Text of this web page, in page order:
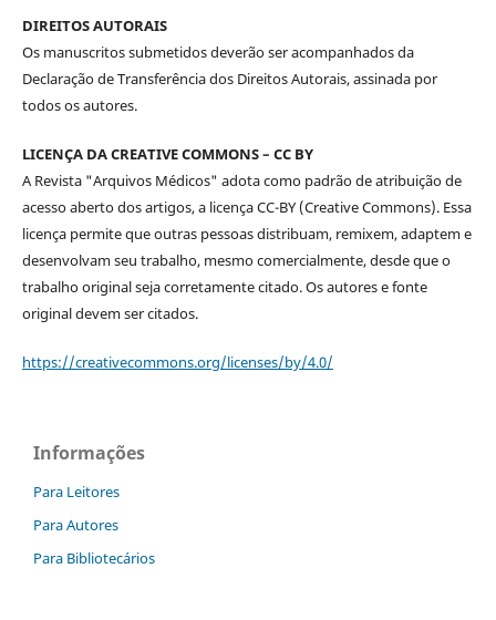
DIREITOS AUTORAIS
Os manuscritos submetidos deverão ser acompanhados da
Declaração de Transferência dos Direitos Autorais, assinada por
todos os autores.
LICENÇA DA CREATIVE COMMONS – CC BY
A Revista "Arquivos Médicos" adota como padrão de atribuição de
acesso aberto dos artigos, a licença CC-BY (Creative Commons). Essa
licença permite que outras pessoas distribuam, remixem, adaptem e
desenvolvam seu trabalho, mesmo comercialmente, desde que o
trabalho original seja corretamente citado. Os autores e fonte
original devem ser citados.
https://creativecommons.org/licenses/by/4.0/
Informações
Para Leitores
Para Autores
Para Bibliotecários